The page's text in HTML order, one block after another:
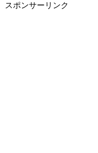
スポンサーリンク